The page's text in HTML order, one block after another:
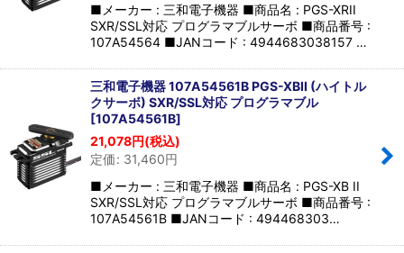
絞り込む
■メーカー : 三和電子機器 ■商品名 : PGS-XRII
SXR/SSL対応 プログラマブルサーボ ■商品番号 :
107A54564 ■JANコード : 4944683038157 …
三和電子機器 107A54561B PGS-XBII (ハイトル
クサーボ) SXR/SSL対応 プログラマブル
[107A54561B]
21,078円(税込)
定価: 31,460円
■メーカー : 三和電子機器 ■商品名 : PGS-XB II
SXR/SSL対応 プログラマブルサーボ ■商品番号 :
107A54561B ■JANコード : 494468303…